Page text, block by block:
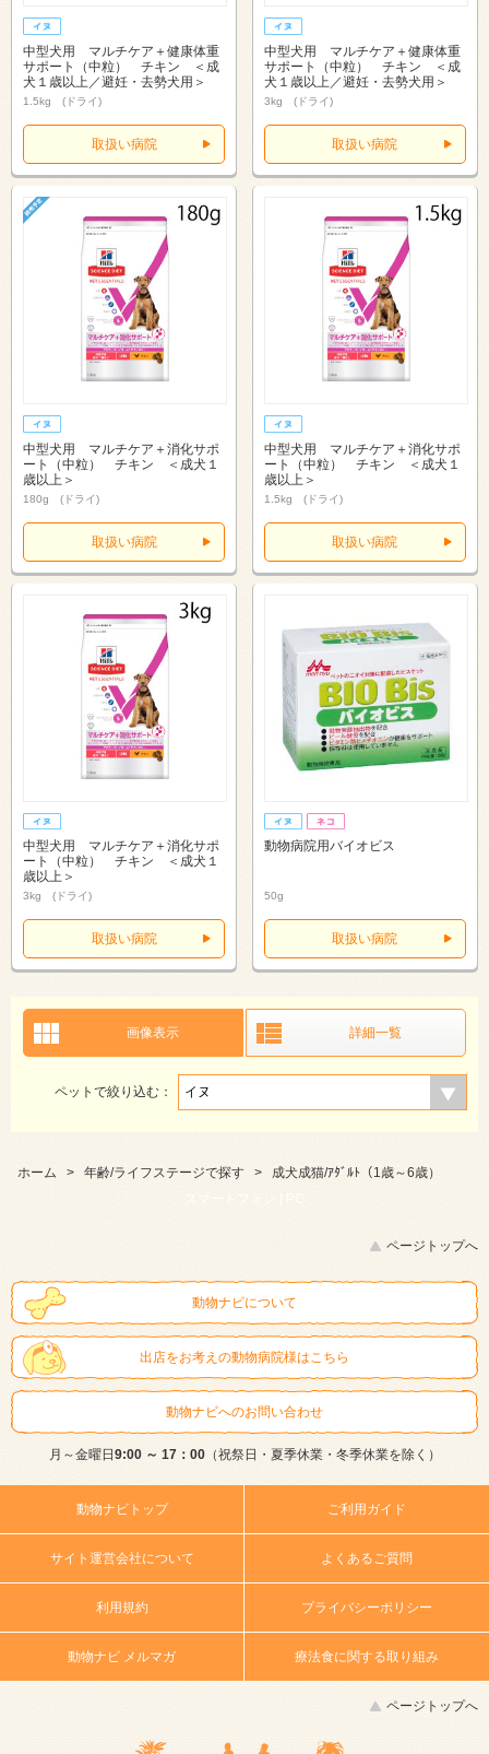
中型犬用 マルチケア＋健康体重
サポート（中粒） チキン ＜成
犬１歳以上／避妊・去勢犬用＞
1.5kg (ドライ)
取扱い病院
中型犬用 マルチケア＋健康体重
サポート（中粒） チキン ＜成
犬１歳以上／避妊・去勢犬用＞
3kg (ドライ)
取扱い病院
中型犬用 マルチケア＋消化サポ
ート（中粒） チキン ＜成犬１
歳以上＞
180g (ドライ)
取扱い病院
中型犬用 マルチケア＋消化サポ
ート（中粒） チキン ＜成犬１
歳以上＞
1.5kg (ドライ)
取扱い病院
中型犬用 マルチケア＋消化サポ
ート（中粒） チキン ＜成犬１
歳以上＞
3kg (ドライ)
取扱い病院
動物病院用バイオビス
50g
取扱い病院
画像表示 詳細一覧
ペットで絞り込む：
ホーム > 年齢/ライフステージで探す >
成犬成猫/ｱﾀﾞﾙﾄ（1歳～6歳）
スマートフォン |
PC
ページトップへ
動物ナビについて
出店をお考えの動物病院様はこちら
動物ナビへのお問い合わせ
月～金曜日 9:00 ～ 17：00（祝祭日・夏季休業・冬季休業を除く）
動物ナビトップ ご利用ガイド
サイト運営会社について よくあるご質問
利用規約 プライバシーポリシー
動物ナビ メルマガ 療法食に関する取り組み
ページトップへ